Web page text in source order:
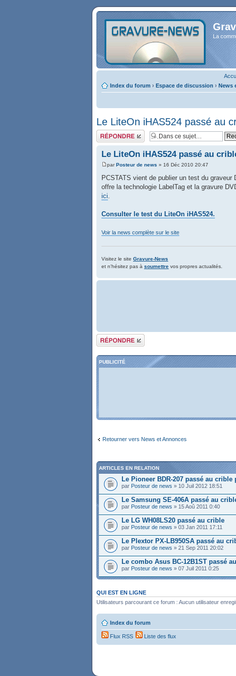
La
Index du forum › Espace de discussion › News
Le LiteOn iHAS524 passé au
Répondre
Le LiteOn iHAS524 passé au
parPosteur de news » 16 Déc 2010 20:47
PCSTATS vient de publier un test du
offre la technologie LabelTag et la gravure
ici.
Consulter le test du LiteOn iHAS524.
Voir la news complète sur le site
Visitez le site Gravure-News
et n'hésitez pas à soumettre vos propres actualités.
Répondre
PUBLICITÉ
Retourner vers News et Annonces
ARTICLES EN RELATION
Le Pioneer BDR-207 passé au crible
par Posteur de news » 10 Juil 2012 18:51
Le Samsung SE-406A passé au
par Posteur de news » 15 Aoû 2011 0:40
Le LG WH08LS20 passé au crible
par Posteur de news » 03 Jan 2011 17:11
Le Plextor PX-LB950SA passé au
par Posteur de news » 21 Sep 2011 20:02
Le combo Asus BC-12B1ST passé
par Posteur de news » 07 Juil 2011 0:25
QUI EST EN LIGNE
Utilisateurs parcourant ce forum : Aucun utilisateur
Index du forum
Flux RSS Liste des flux